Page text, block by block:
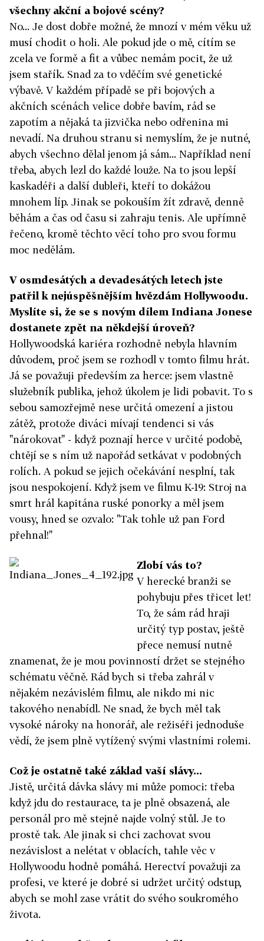
všechny akční a bojové scény?
No... Je dost dobře možné, že mnozí v mém věku už
musí chodit o holi. Ale pokud jde o mě, cítím se
zcela ve formě a fit a vůbec nemám pocit, že už
jsem stařík. Snad za to vděčím své genetické
výbavě. V každém případě se při bojových a
akčních scénách velice dobře bavím, rád se
zapotím a nějaká ta jizvička nebo odřenina mi
nevadí. Na druhou stranu si nemyslím, že je nutné,
abych všechno dělal jenom já sám... Například není
třeba, abych lezl do každé louže. Na to jsou lepší
kaskadéři a další dubleři, kteří to dokážou
mnohem líp. Jinak se pokouším žít zdravě, denně
běhám a čas od času si zahraju tenis. Ale upřímně
řečeno, kromě těchto věcí toho pro svou formu
moc nedělám.
V osmdesátých a devadesátých letech jste
patřil k nejúspěšnějším hvězdám Hollywoodu.
Myslíte si, že se s novým dílem Indiana Jonese
dostanete zpět na někdejší úroveň?
Hollywoodská kariéra rozhodně nebyla hlavním
důvodem, proč jsem se rozhodl v tomto filmu hrát.
Já se považuji především za herce: jsem vlastně
služebník publika, jehož úkolem je lidi pobavit. To s
sebou samozřejmě nese určitá omezení a jistou
zátěž, protože diváci mívají tendenci si vás
"nárokovat" - když poznají herce v určité podobě,
chtějí se s ním už napořád setkávat v podobných
rolích. A pokud se jejich očekávání nesplní, tak
jsou nespokojení. Když jsem ve filmu K-19: Stroj na
smrt hrál kapitána ruské ponorky a měl jsem
vousy, hned se ozvalo: "Tak tohle už pan Ford
přehnal!"
Zlobí vás to?
V herecké branži se
pohybuju přes třicet let!
To, že sám rád hraji
určitý typ postav, ještě
přece nemusí nutně
znamenat, že je mou povinností držet se stejného
schématu věčně. Rád bych si třeba zahrál v
nějakém nezávislém filmu, ale nikdo mi nic
takového nenabídl. Ne snad, že bych měl tak
vysoké nároky na honorář, ale režiséři jednoduše
vědí, že jsem plně vytížený svými vlastními rolemi.
Což je ostatně také základ vaší slávy...
Jistě, určitá dávka slávy mi může pomoci: třeba
když jdu do restaurace, ta je plně obsazená, ale
personál pro mě stejně najde volný stůl. Je to
prostě tak. Ale jinak si chci zachovat svou
nezávislost a nelétat v oblacích, tahle věc v
Hollywoodu hodně pomáhá. Herectví považuji za
profesi, ve které je dobré si udržet určitý odstup,
abych se mohl zase vrátit do svého soukromého
života.